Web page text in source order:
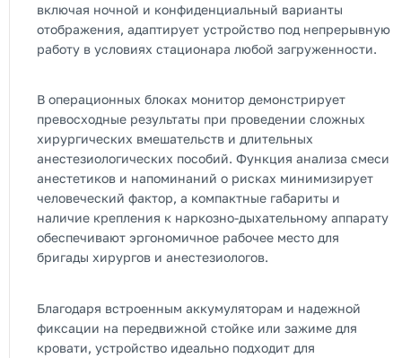
включая ночной и конфиденциальный варианты
отображения, адаптирует устройство под непрерывную
работу в условиях стационара любой загруженности.
В операционных блоках монитор демонстрирует
превосходные результаты при проведении сложных
хирургических вмешательств и длительных
анестезиологических пособий. Функция анализа смеси
анестетиков и напоминаний о рисках минимизирует
человеческий фактор, а компактные габариты и
наличие крепления к наркозно-дыхательному аппарату
обеспечивают эргономичное рабочее место для
бригады хирургов и анестезиологов.
Благодаря встроенным аккумуляторам и надежной
фиксации на передвижной стойке или зажиме для
кровати, устройство идеально подходит для